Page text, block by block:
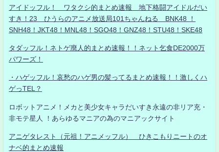
アイドッフル！ ワタクシ的まとめ速報 地下格闘アイドルだい
すき！23 ひうらのアニメ放送局101ちゃんねる BNK48 ！
SNH48！JKT48！MNL48！SGO48！GNZ48！STU48！SKE48
タダッフル！ネトゲ廃人的まとめ速報！！ネット乞食DE2000万
パワーズ！
・ハゲッフル！哀愁のハゲ男の髪ってるまとめ速報！！激しくハ
ゲっTEL？
ロボットアニメ！メカと美少女キャラだいすき永遠の非リア充・
非モテ星人 ！あらゆるマニアの為のマニアックサイト
アニゲタレスト（元祖！アニメッフル） ひきこもりニートのオ
ナベ的まとめ速報